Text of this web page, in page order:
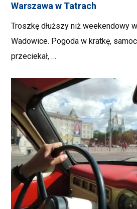
Warszawa w Tatrach
Troszkę dłuższy niż weekendowy
Wadowice. Pogoda w kratkę,
przeciekał, …